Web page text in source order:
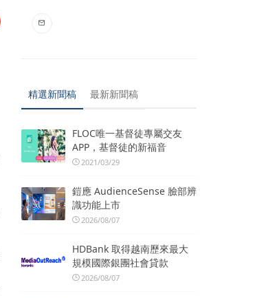
精選新聞稿 最新新聞稿
FLOC唯一基督徒專屬交友
APP，基督徒的新福音
2021/03/29
鎧應 AudienceSense 臉部辨
識功能上市
2026/08/07
HDBank 取得越南歷來最大
規模國際銀團社會貸款
2026/08/07